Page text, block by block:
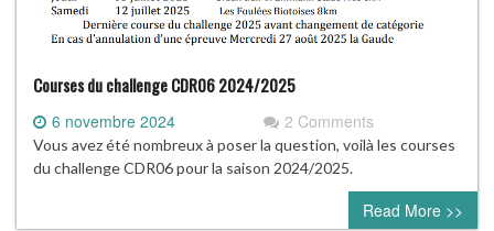
Courses du challenge CDR06 2024/2025
6 novembre 2024 2 Comments
Vous avez été nombreux à poser la question, voilà les courses
du challenge CDR06 pour la saison 2024/2025.
Read More >>